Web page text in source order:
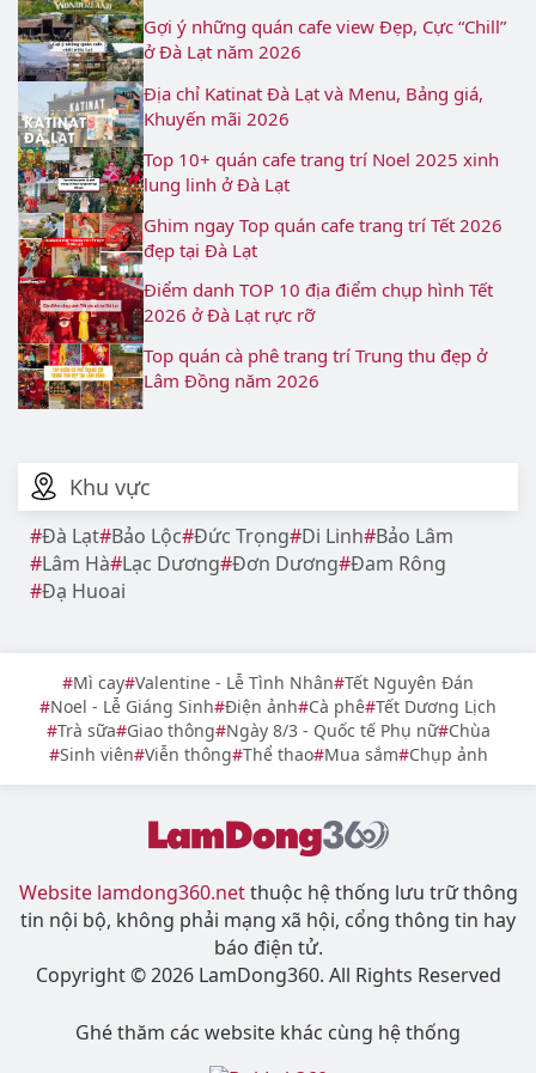
Khu vực
Đà Lạt Bảo Lộc Đức Trọng Di Linh Bảo Lâm
Lâm Hà Lạc Dương Đơn Dương Đam Rông
Đạ Huoai
Gợi ý những quán cafe view Đẹp, Cực “Chill”
ở Đà Lạt năm 2026
Địa chỉ Katinat Đà Lạt và Menu, Bảng giá,
Khuyến mãi 2026
Top 10+ quán cafe trang trí Noel 2025 xinh
lung linh ở Đà Lạt
Ghim ngay Top quán cafe trang trí Tết 2026
đẹp tại Đà Lạt
Điểm danh TOP 10 địa điểm chụp hình Tết
2026 ở Đà Lạt rực rỡ
Top quán cà phê trang trí Trung thu đẹp ở
Lâm Đồng năm 2026
Mì cay Valentine - Lễ Tình Nhân Tết Nguyên Đán
Noel - Lễ Giáng Sinh Điện ảnh Cà phê Tết Dương Lịch
Trà sữa Giao thông Ngày 8/3 - Quốc tế Phụ nữ Chùa
Sinh viên Viễn thông Thể thao Mua sắm Chụp ảnh
Website lamdong360.netthuộc hệ thống lưu trữ thông
tin nội bộ, không phải mạng xã hội, cổng thông tin hay
báo điện tử.
Copyright © 2026 LamDong360. All Rights Reserved
Ghé thăm các website khác cùng hệ thống